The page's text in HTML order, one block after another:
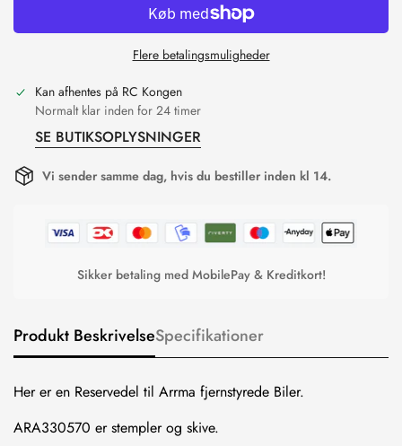
Flere betalingsmuligheder
Kan afhentes på RC Kongen
Normalt klar inden for 24 timer
SE BUTIKSOPLYSNINGER
Vi sender samme dag, hvis du bestiller inden kl 14.
Sikker betaling med MobilePay & Kreditkort!
Produkt BeskrivelseSpecifikationer
Her er en Reservedel til Arrma fjernstyrede Biler.
ARA330570 er stempler og skive.